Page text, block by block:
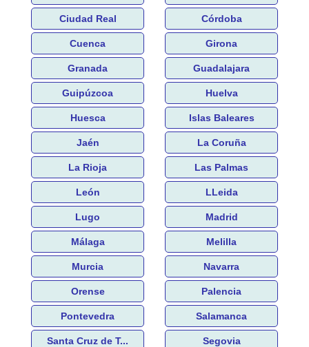
Ciudad Real Córdoba
Cuenca Girona
Granada Guadalajara
Guipúzcoa Huelva
Huesca Islas Baleares
Jaén La Coruña
La Rioja Las Palmas
León LLeida
Lugo Madrid
Málaga Melilla
Murcia Navarra
Orense Palencia
Pontevedra Salamanca
Santa Cruz de T... Segovia